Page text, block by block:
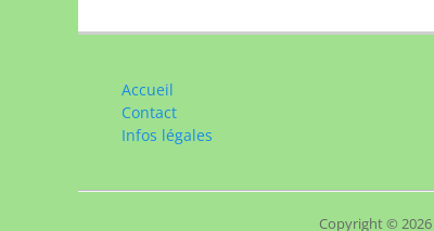
Accueil
Contact
Infos légales
Copyright © 2026